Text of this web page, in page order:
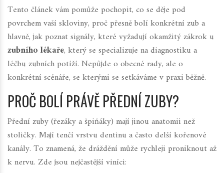
Tento článek vám pomůže pochopit, co se děje pod
povrchem vaší skloviny, proč přesně bolí konkrétní zub a
hlavně, jak poznat signály, které vyžadují okamžitý zákrok u
zubního lékaře, který se specializuje nadiagnostiku a
léčbu zubních potíží. Nepůjde o obecné rady, ale o
konkrétní scénáře, se kterými se setkáváme v praxi běžně.
PROČ BOLÍ PRÁVĚ PŘEDNÍ ZUBY?
Přední zuby (řezáky a špiňáky) mají jinou anatomii než
stoličky. Mají tenčí vrstvu dentinu a často delší kořenové
kanály. To znamená, že dráždění může rychleji proniknout až
k nervu. Zde jsou nejčastější viníci: